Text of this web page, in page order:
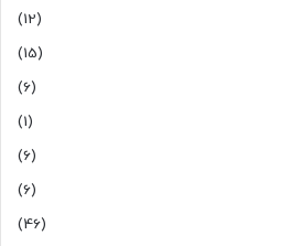
(12)
(15)
(6)
(1)
(6)
(6)
(46)